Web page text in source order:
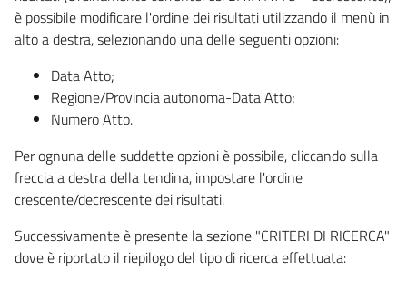
è possibile modificare l'ordine dei risultati utilizzando il menù in
alto a destra, selezionando una delle seguenti opzioni:
Data Atto;
Regione/Provincia autonoma-Data Atto;
Numero Atto.
Per ognuna delle suddette opzioni è possibile, cliccando sulla
freccia a destra della tendina, impostare l'ordine
crescente/decrescente dei risultati.
Successivamente è presente la sezione "CRITERI DI RICERCA"
dove è riportato il riepilogo del tipo di ricerca effettuata: